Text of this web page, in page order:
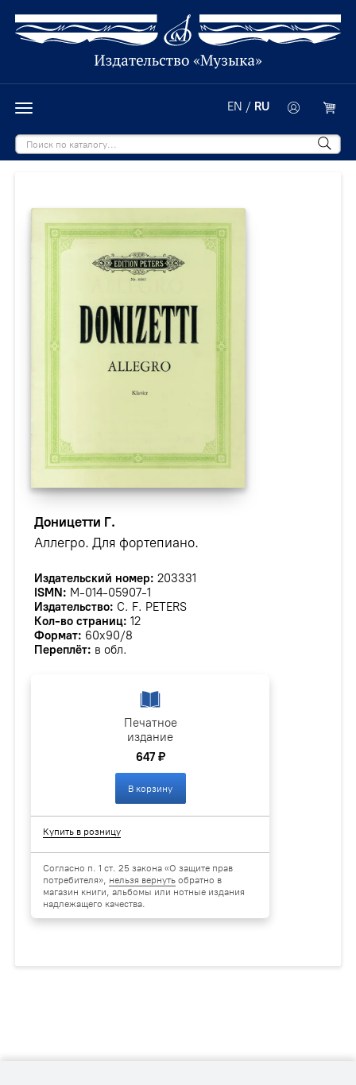
EN / RU
Доницетти Г.
Аллегро. Для фортепиано.
Издательский номер: 203331
ISMN: М-014-05907-1
Издательство: C. F. PETERS
Кол-во страниц: 12
Формат: 60х90/8
Переплёт: в обл.
Печатное
издание
647 ₽
В корзину
Купить в розницу
Согласно п. 1 ст. 25 закона «О защите прав
потребителя», нельзя вернуть обратно в
магазин книги, альбомы или нотные издания
надлежащего качества.